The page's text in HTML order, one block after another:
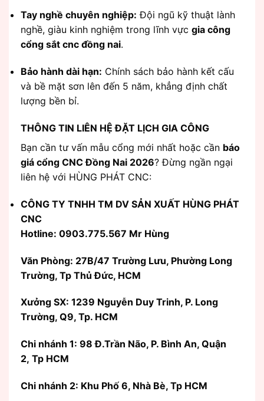
Tay nghề chuyên nghiệp: Đội ngũ kỹ thuật lành
nghề, giàu kinh nghiệm trong lĩnh vực gia công
cổng sắt cnc đồng nai.
Bảo hành dài hạn: Chính sách bảo hành kết cấu
và bề mặt sơn lên đến 5 năm, khẳng định chất
lượng bền bỉ.
THÔNG TIN LIÊN HỆ ĐẶT LỊCH GIA CÔNG
Bạn cần tư vấn mẫu cổng mới nhất hoặc cần báo
giá cổng CNC Đồng Nai 2026? Đừng ngần ngại
liên hệ với HÙNG PHÁT CNC:
CÔNG TY TNHH TM DV SẢN XUẤT HÙNG PHÁT
CNC
Hotline: 0903.775.567 Mr Hùng
Văn Phòng: 27B/47 Trường Lưu, Phường Long
Trường, Tp Thủ Đức, HCM
Xưởng SX: 1239 Nguyễn Duy Trinh, P. Long
Trường, Q9, Tp. HCM
Chi nhánh 1: 98 Đ.Trần Não, P. Bình An, Quận
2, Tp HCM
Chi nhánh 2: Khu Phố 6, Nhà Bè, Tp HCM